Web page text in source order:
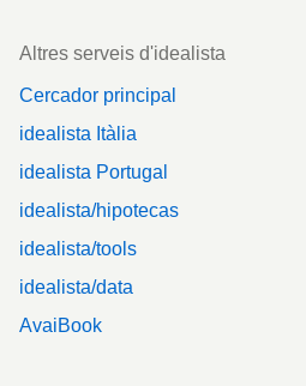
Altres serveis d'idealista
Cercador principal
idealista Itàlia
idealista Portugal
idealista/hipotecas
idealista/tools
idealista/data
AvaiBook